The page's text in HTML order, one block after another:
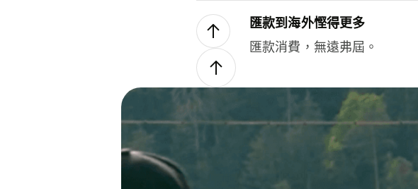
匯款到海外慳得更多
匯款消費，無遠弗屆。